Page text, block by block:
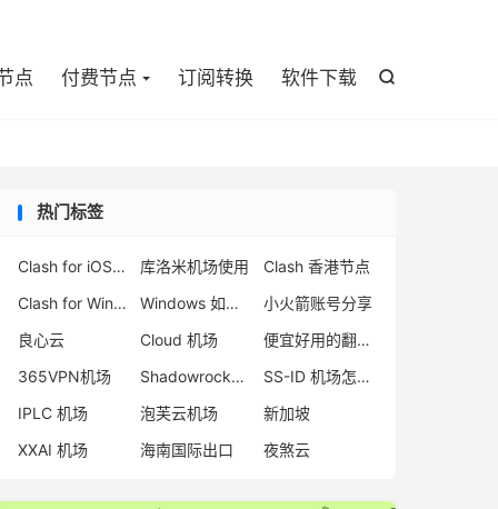

点 付费节点 订阅转换 软件下载
热门标签
Clash for iOS 下载 库洛米机场使用
Clash 香港节点
Clash for Windows 删库跑路
Windows 如何使用 Clash
小火箭账号分享
良心云
Cloud 机场
便宜好用的翻墙梯子
365VPN机场
Shadowrocket 节点
SS-ID 机场怎么样
IPLC 机场
泡芙云机场
新加坡
XXAI 机场
海南国际出口 夜煞云